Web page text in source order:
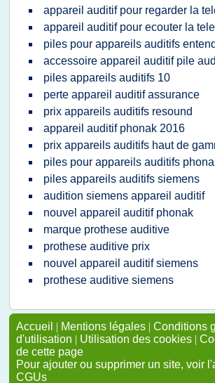
appareil auditif pour regarder la
appareil auditif pour ecouter la
piles pour appareils auditifs
accessoire appareil auditif pile
piles appareils auditifs 10
perte appareil auditif assurance
prix appareils auditifs resound
appareil auditif phonak 2016
prix appareils auditifs haut de
piles pour appareils auditifs
piles appareils auditifs siemens
audition siemens appareil auditif
nouvel appareil auditif phonak
marque prothese auditive
prothese auditive prix
nouvel appareil auditif siemens
prothese auditive siemens
Accueil | Mentions légales | Conditions
d'utilisation | Utilisation des cookies |
de cette page
Pour ajouter ou supprimer un site, voir
CGUs